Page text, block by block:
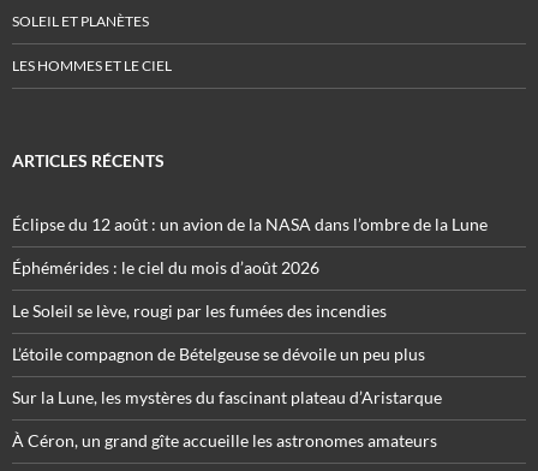
SOLEIL ET PLANÈTES
LES HOMMES ET LE CIEL
ARTICLES RÉCENTS
Éclipse du 12 août : un avion de la NASA dans l’ombre de la Lune
Éphémérides : le ciel du mois d’août 2026
Le Soleil se lève, rougi par les fumées des incendies
L’étoile compagnon de Bételgeuse se dévoile un peu plus
Sur la Lune, les mystères du fascinant plateau d’Aristarque
À Céron, un grand gîte accueille les astronomes amateurs